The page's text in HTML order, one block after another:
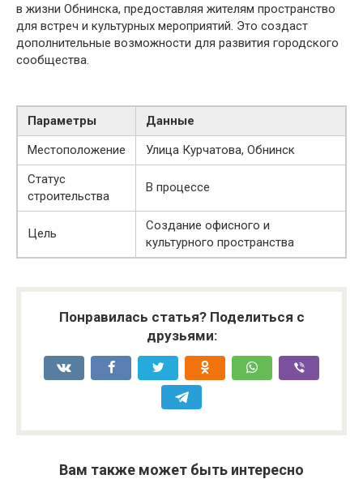
в жизни Обнинска, предоставляя жителям пространство
для встреч и культурных мероприятий. Это создаст
дополнительные возможности для развития городского
сообщества.
Параметры
Данные
Местоположение
Улица Курчатова, Обнинск
Статус
строительства
В процессе
Цель
Создание офисного и
культурного пространства
Понравилась статья? Поделиться с
друзьями:
Вам также может быть интересно